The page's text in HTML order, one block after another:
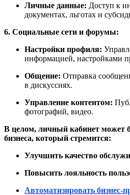
Личные данные: Доступ к
документах, льготах и
6. Социальные сети и форумы:
Настройки профиля:
информацией, настройками
Общение: Отправка
в дискуссиях.
Управление контентом:
фотографий, видео.
В целом, личный кабинет может
бизнеса, который стремится:
Улучшить качество
Повысить лояльность
Автоматизировать бизнес-